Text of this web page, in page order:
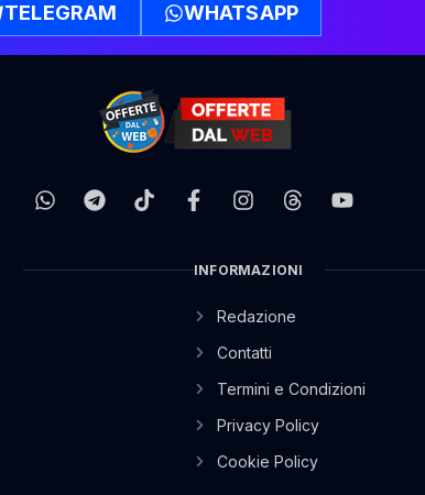
TELEGRAM WHATSAPP
INFORMAZIONI
Redazione
Contatti
Termini e Condizioni
Privacy Policy
Cookie Policy